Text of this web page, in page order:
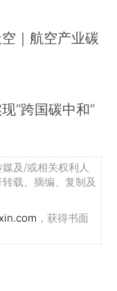
｜航空产业碳
“跨国碳中和”
及/或相关权利人
载、摘编、复制及
，获得书面